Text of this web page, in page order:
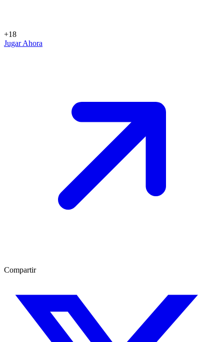
+18
Jugar Ahora
Compartir